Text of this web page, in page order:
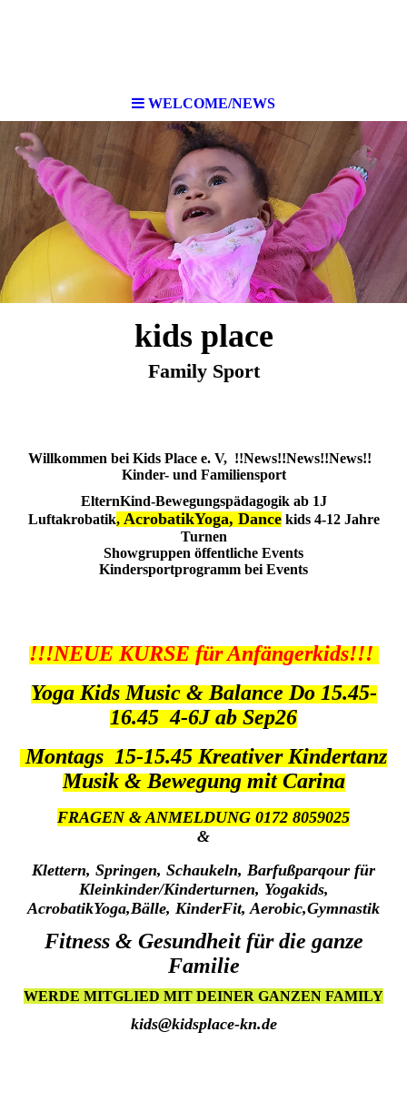
WELCOME/NEWS
kids place
Family Sport
Willkommen bei Kids Place e. V, !!News!!News!!News!!
Kinder- und Familiensport
ElternKind-Bewegungspädagogik ab 1J
Luftakrobatik, AcrobatikYoga, Dancekids 4-12 Jahre
Turnen
Showgruppen öffentliche Events
Kindersportprogramm bei Events
!!!NEUE KURSE für Anfängerkids!!!
Yoga Kids Music & Balance Do 15.45-
16.45 4-6J ab Sep26
Montags 15-15.45 Kreativer Kindertanz
Musik & Bewegung mit Carina
FRAGEN & ANMELDUNG 0172 8059025
&
Klettern, Springen, Schaukeln, Barfußparqour für
Kleinkinder/Kinderturnen, Yogakids,
AcrobatikYoga,Bälle, KinderFit, Aerobic,Gymnastik
Fitness & Gesundheit für die ganze
Familie
WERDE MITGLIED MIT DEINER GANZEN FAMILY
kids@kidsplace-kn.de